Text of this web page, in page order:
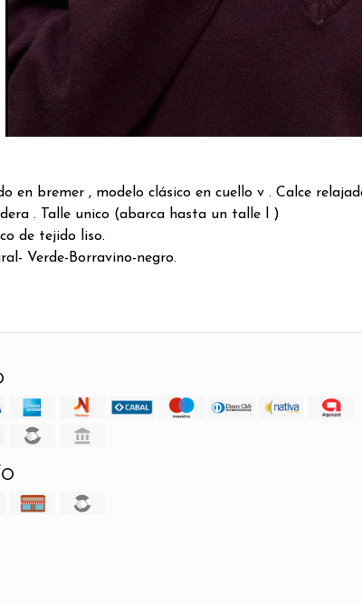
en bremer , modelo clásico en cuello v . Calce
. Talle unico (abarca hasta un talle l )
de tejido liso.
Verde-Borravino-negro.